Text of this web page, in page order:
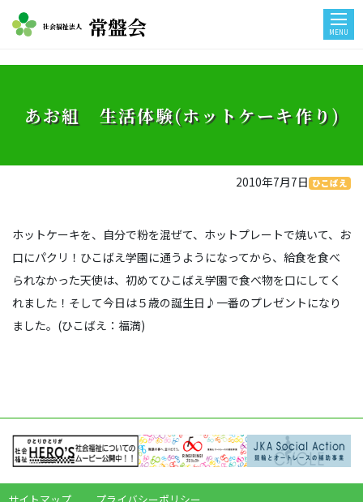
社会福祉法人 常盤会 MENU
あお組 生活体験(ホットケーキ作り)
2010年7月7日 ひこばえ
ホットケーキを、自分で粉を混ぜて、ホットプレートで焼いて、お
口にパクリ！ひこばえ学園に通うようになってから、給食を食べ
られなかった天使は、初めてひこばえ学園で食べ物を口にしてく
れました！そして今日は５歳の誕生日♪一番のプレゼントになり
ました。(ひこばえ：福満)